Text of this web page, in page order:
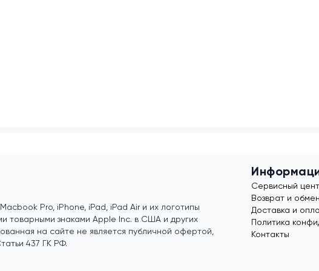
Pro, iPhone, iPad, iPad Air и их логотипы
товарными знаками Apple Inc. в США и других
на сайте не является публичной офертой,
437 ГК РФ.
Сервисный
Возврат и обмен
Доставка и
Политика
Контакты